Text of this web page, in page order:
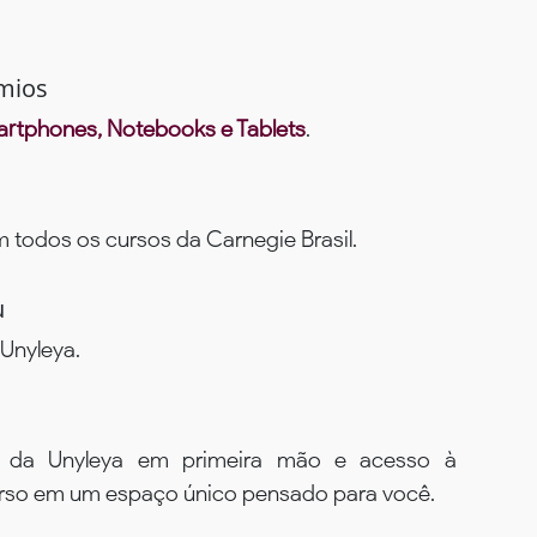
Notebooks e Tablets.
todos os cursos da Carnegie Brasil.
da Unyleya em primeira mão e acesso à
em um espaço único pensado para você.